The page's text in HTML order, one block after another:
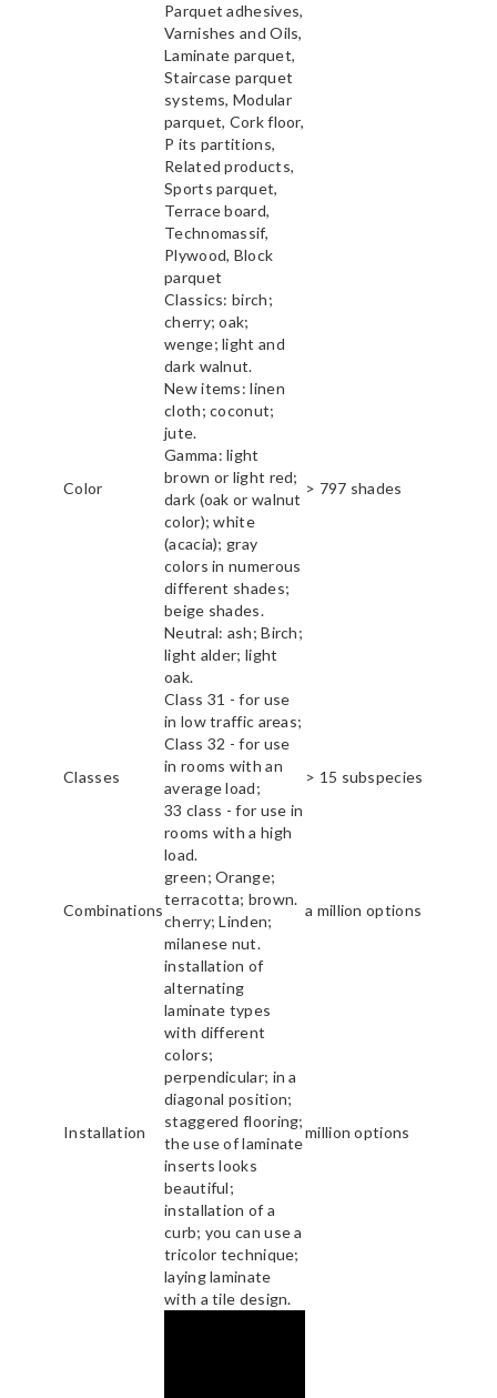
Parquet adhesives,
Varnishes and Oils,
Laminate parquet,
Staircase parquet
systems, Modular
parquet, Cork floor,
P its partitions,
Related products,
Sports parquet,
Terrace board,
Technomassif,
Plywood, Block
parquet
Color
Classics: birch;
cherry; oak;
wenge; light and
dark walnut.
New items: linen
cloth; coconut;
jute.
Gamma: light
brown or light red;
dark (oak or walnut
color); white
(acacia); gray
colors in numerous
different shades;
beige shades.
Neutral: ash; Birch;
light alder; light
oak.
> 797 shades
Classes
Class 31 - for use
in low traffic areas;
Class 32 - for use
in rooms with an
average load;
33 class - for use in
rooms with a high
load.
> 15 subspecies
Combinations
green; Orange;
terracotta; brown.
cherry; Linden;
milanese nut.
a million options
Installation
installation of
alternating
laminate types
with different
colors;
perpendicular; in a
diagonal position;
staggered flooring;
the use of laminate
inserts looks
beautiful;
installation of a
curb; you can use a
tricolor technique;
laying laminate
with a tile design.
million options